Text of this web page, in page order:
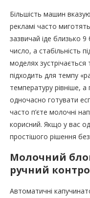
Більшість машин
рекламі часто
зазвичай іде близько
число, а стабільність
моделях зустрічається
підходить для темпу
температуру рівніше,
одночасно готувати
часто п’єте молочні
корисний. Якщо у вас
простішого рішення
Молочний
ручний
Автоматичні